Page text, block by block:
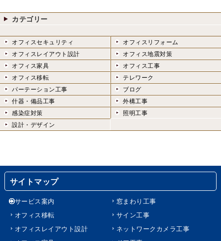
カテゴリー
オフィスセキュリティ
オフィスリフォーム
オフィスレイアウト設計
オフィス地震対策
オフィス家具
オフィス工事
オフィス移転
テレワーク
パーテーション工事
ブログ
什器・備品工事
外構工事
感染症対策
照明工事
設計・デザイン
サイトマップ
サービス案内
オフィス移転
オフィスレイアウト設計
窓まわり工事
サイン工事
ネットワークカメラ工事